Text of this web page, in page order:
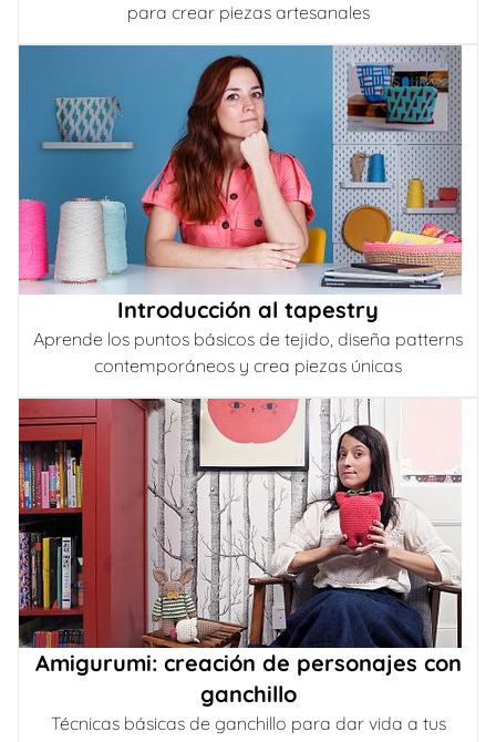
para crear piezas artesanales
Introducción al tapestry
Aprende los puntos básicos de tejido, diseña patterns
contemporáneos y crea piezas únicas
Amigurumi: creación de personajes con
ganchillo
Técnicas básicas de ganchillo para dar vida a tus